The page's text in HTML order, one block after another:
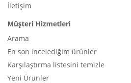
İletişim
Müşteri Hizmetleri
Arama
En son incelediğim ürünler
Karşılaştırma listesini temizle
Yeni Ürünler